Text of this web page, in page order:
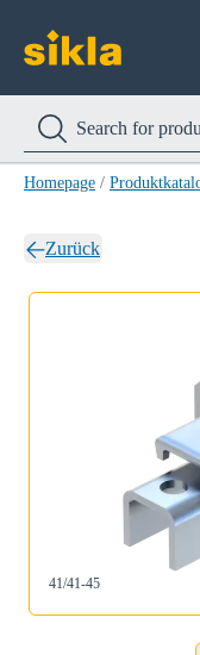
Homepage /
Zurück
41/41-45